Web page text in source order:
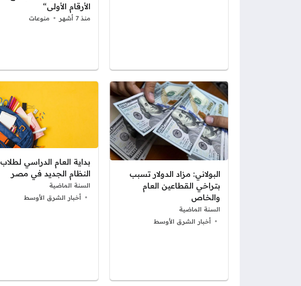
الأرقام الأولى“
منذ 7 أشهر منوعات
البولاني: مزاد الدولار تسبب
بتراخي القطاعين العام
والخاص
السنة الماضية
أخبار الشرق الأوسط
بداية العام الدراسي لطلاب
النظام الجديد في مصر
السنة الماضية
أخبار الشرق الأوسط